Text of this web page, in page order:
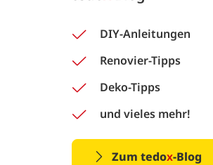
DIY-Anleitungen
Renovier-Tipps
Deko-Tipps
und vieles mehr!
Zum tedox-Blog